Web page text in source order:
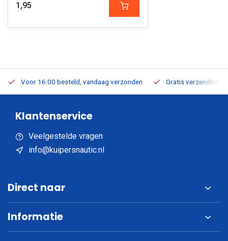
1,95
Voor 16:00 besteld, vandaag verzonden Gratis verzending
Klantenservice
Veelgestelde vragen
info@kuipersnautic.nl
Direct naar
Informatie